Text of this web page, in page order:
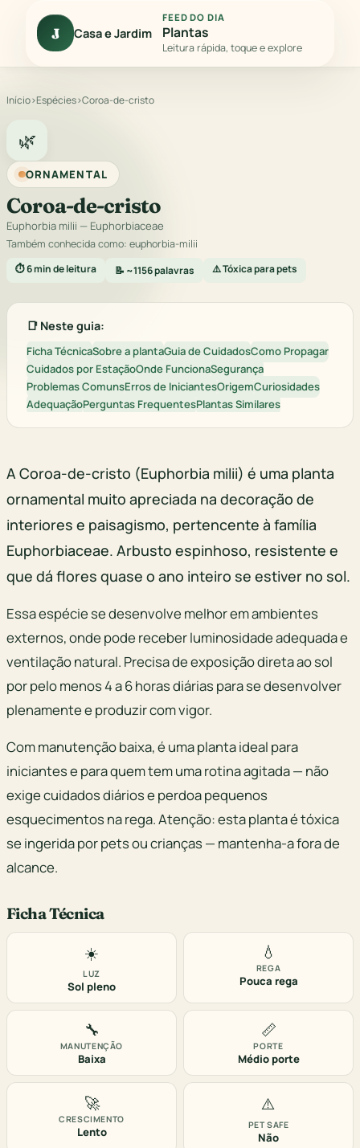
J Casa e Jardim
FEED DO DIA
Plantas
Leitura rápida, toque e explore
Início›Espécies›Coroa-de-cristo
🌿
ORNAMENTAL
Coroa-de-cristo
Euphorbia milii — Euphorbiaceae
Também conhecida como: euphorbia-milii
⏱️ 6 min de leitura
📝 ~1156 palavras ⚠️ Tóxica para pets
📑 Neste guia:
Ficha TécnicaSobre a plantaGuia de CuidadosComo Propagar
Cuidados por EstaçãoOnde FuncionaSegurança
Problemas ComunsErros de IniciantesOrigemCuriosidades
AdequaçãoPerguntas FrequentesPlantas Similares
A Coroa-de-cristo (Euphorbia milii) é uma planta
ornamental muito apreciada na decoração de
interiores e paisagismo, pertencente à família
Euphorbiaceae. Arbusto espinhoso, resistente e
que dá flores quase o ano inteiro se estiver no sol.
Essa espécie se desenvolve melhor em ambientes
externos, onde pode receber luminosidade adequada e
ventilação natural. Precisa de exposição direta ao sol
por pelo menos 4 a 6 horas diárias para se desenvolver
plenamente e produzir com vigor.
Com manutenção baixa, é uma planta ideal para
iniciantes e para quem tem uma rotina agitada — não
exige cuidados diários e perdoa pequenos
esquecimentos na rega. Atenção: esta planta é tóxica
se ingerida por pets ou crianças — mantenha-a fora de
alcance.
Ficha Técnica
☀️
LUZ
Sol pleno
💧
REGA
Pouca rega
🔧
MANUTENÇÃO
Baixa
📏
PORTE
Médio porte
🚀
CRESCIMENTO
Lento
⚠️
PET SAFE
Não